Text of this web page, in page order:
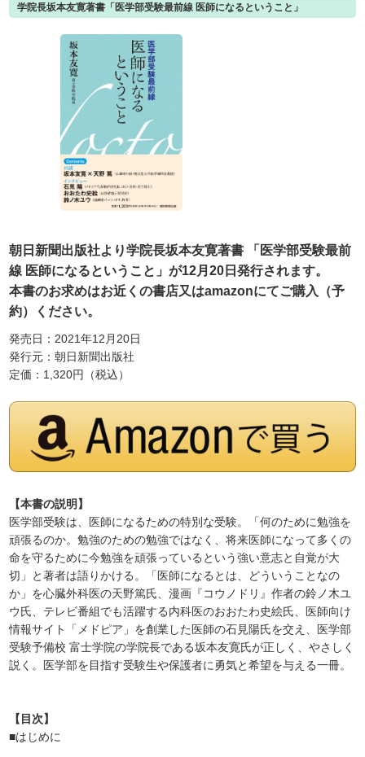
学院長坂本友寛著書「医学部受験最前線 医師になるということ」
朝日新聞出版社より学院長坂本友寛著書 「医学部受験最前
線 医師になるということ」が12月20日発行されます。
本書のお求めはお近くの書店又はamazonにてご購入（予
約）ください。
発売日：2021年12月20日
発行元：朝日新聞出版社
定価：1,320円（税込）
【本書の説明】
医学部受験は、医師になるための特別な受験。「何のために勉強を
頑張るのか。勉強のための勉強ではなく、将来医師になって多くの
命を守るために今勉強を頑張っているという強い意志と自覚が大
切」と著者は語りかける。「医師になるとは、どういうことなの
か」を心臓外科医の天野篤氏、漫画『コウノドリ』作者の鈴ノ木ユ
ウ氏、テレビ番組でも活躍する内科医のおおたわ史絵氏、医師向け
情報サイト「メドピア」を創業した医師の石見陽氏を交え、医学部
受験予備校 富士学院の学院長である坂本友寛氏が正しく、やさしく
説く。医学部を目指す受験生や保護者に勇気と希望を与える一冊。
【目次】
■はじめに